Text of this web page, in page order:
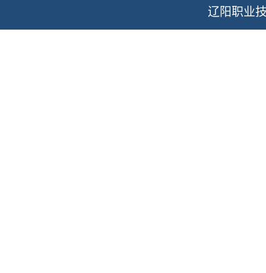
辽阳职业